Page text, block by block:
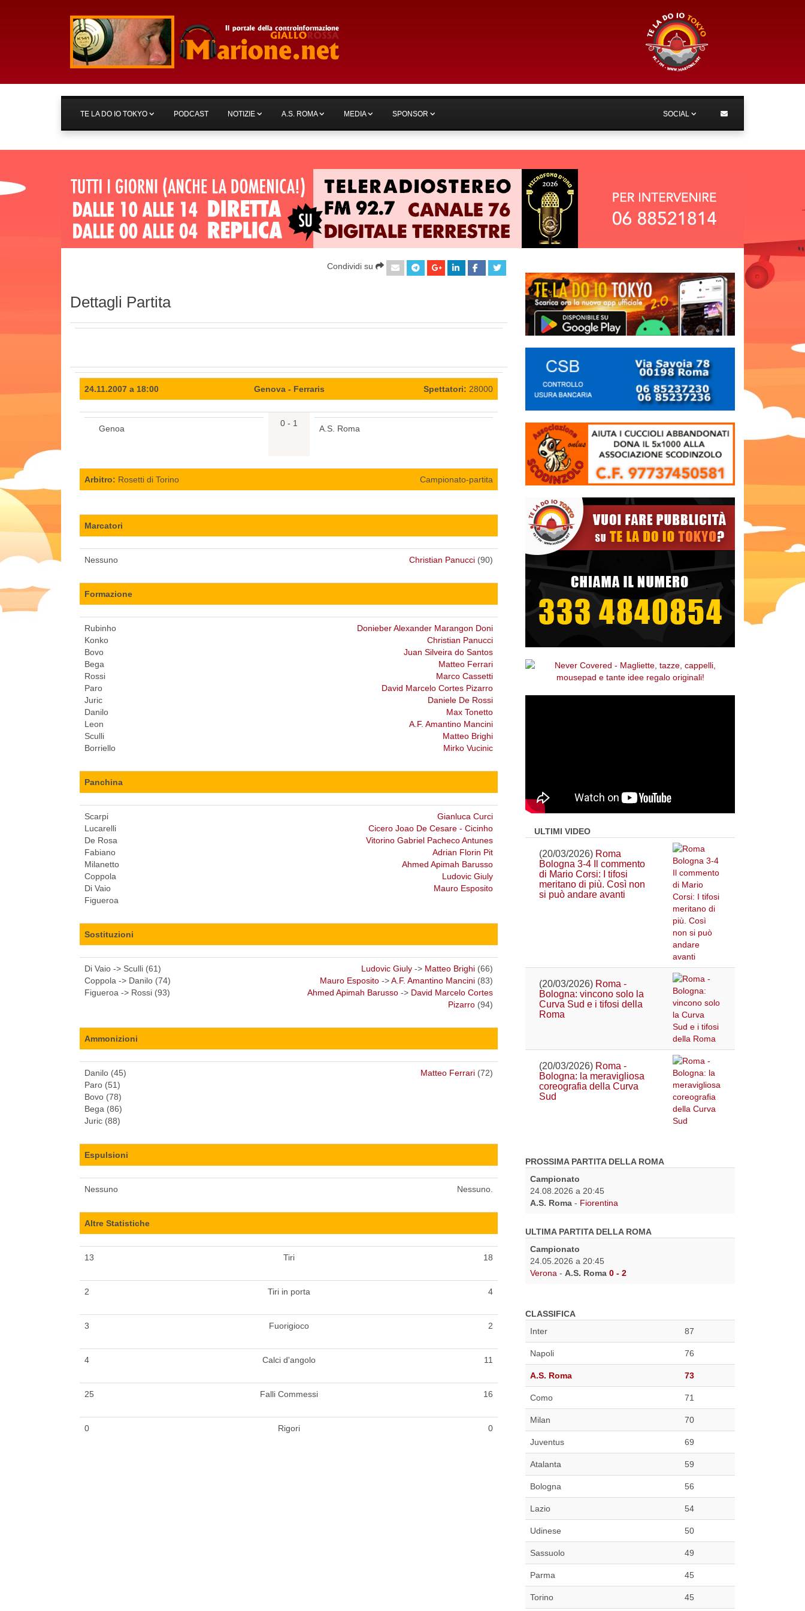
TE LA DO IO TOKYO PODCAST NOTIZIE A.S. ROMA MEDIA SPONSOR SOCIAL
Condividi su
Dettagli Partita
24.11.2007 a 18:00 Genova - Ferraris Spettatori: 28000
Genoa
0 - 1
A.S. Roma
Arbitro: Rosetti di Torino Campionato-partita
Marcatori
Nessuno Christian Panucci (90)
Formazione
Rubinho
Konko
Bovo
Bega
Rossi
Paro
Juric
Danilo
Leon
Sculli
Borriello
Donieber Alexander Marangon Doni
Christian Panucci
Juan Silveira do Santos
Matteo Ferrari
Marco Cassetti
David Marcelo Cortes Pizarro
Daniele De Rossi
Max Tonetto
A.F. Amantino Mancini
Matteo Brighi
Mirko Vucinic
Panchina
Scarpi
Lucarelli
De Rosa
Fabiano
Milanetto
Coppola
Di Vaio
Figueroa
Gianluca Curci
Cicero Joao De Cesare - Cicinho
Vitorino Gabriel Pacheco Antunes
Adrian Florin Pit
Ahmed Apimah Barusso
Ludovic Giuly
Mauro Esposito
Sostituzioni
Di Vaio -> Sculli (61)
Coppola -> Danilo (74)
Figueroa -> Rossi (93)
Ludovic Giuly -> Matteo Brighi (66)
Mauro Esposito ->A.F. Amantino Mancini (83)
Ahmed Apimah Barusso -> David Marcelo Cortes
Pizarro (94)
Ammonizioni
Danilo (45)
Paro (51)
Bovo (78)
Bega (86)
Juric (88)
Matteo Ferrari (72)
Espulsioni
Nessuno Nessuno.
Altre Statistiche
13 Tiri 18
2 Tiri in porta 4
3 Fuorigioco 2
4 Calci d'angolo 11
25 Falli Commessi 16
0 Rigori 0
ULTIMI VIDEO
(20/03/2026) Roma
Bologna 3-4 Il commento
di Mario Corsi: I tifosi
meritano di più. Così non
si può andare avanti
(20/03/2026) Roma -
Bologna: vincono solo la
Curva Sud e i tifosi della
Roma
(20/03/2026) Roma -
Bologna: la meravigliosa
coreografia della Curva
Sud
PROSSIMA PARTITA DELLA ROMA
Campionato
24.08.2026 a 20:45
A.S. Roma - Fiorentina
ULTIMA PARTITA DELLA ROMA
Campionato
24.05.2026 a 20:45
Verona - A.S. Roma 0 - 2
CLASSIFICA
Inter
87
Napoli 76
A.S. Roma 73
Como 71
Milan 70
Juventus 69
Atalanta 59
Bologna 56
Lazio 54
Udinese 50
Sassuolo 49
Parma 45
Torino 45